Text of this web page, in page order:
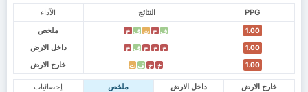
الآداء النتائج
PPG
ملخص
ف خ ت ف خ 1.00
داخل الارض خ خ خ ف خ 1.00
خارج الارض خ خ ف ت 1.00
إحصائيات ملخص داخل الارض
خارج الارض